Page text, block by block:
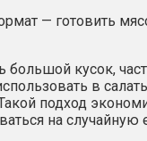
— готовить
большой кусок,
в
подход
на случайную